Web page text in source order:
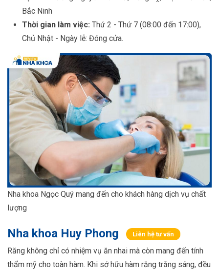
Bắc Ninh
Thời gian làm việc: Thứ 2 - Thứ 7 (08:00 đến 17:00),
Chủ Nhật - Ngày lễ: Đóng cửa.
Nha khoa Ngọc Quý mang đến cho khách hàng dịch vụ chất
lượng
Nha khoa Huy Phong Liên hệ tư vấn
Răng không chỉ có nhiệm vụ ăn nhai mà còn mang đến tính
thẩm mỹ cho toàn hàm. Khi sở hữu hàm răng trắng sáng, đều